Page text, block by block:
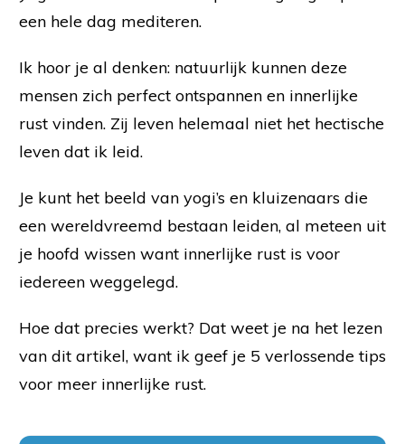
een hele dag mediteren.
Ik hoor je al denken: natuurlijk kunnen deze
mensen zich perfect ontspannen en innerlijke
rust vinden. Zij leven helemaal niet het hectische
leven dat ik leid.
Je kunt het beeld van yogi’s en kluizenaars die
een wereldvreemd bestaan leiden, al meteen uit
je hoofd wissen want innerlijke rust is voor
iedereen weggelegd.
Hoe dat precies werkt? Dat weet je na het lezen
van dit artikel, want ik geef je 5 verlossende tips
voor meer innerlijke rust.